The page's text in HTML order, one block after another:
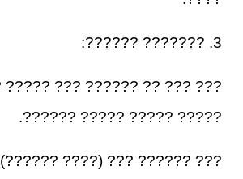
3. ??????? ??????:
?????? ??? ????? ??? ????
????? ????? ????? ??????.
(???? ??????): (???? ?????